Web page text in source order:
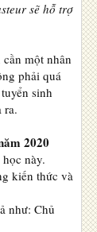
sẽ hỗ trợ
một nhân
phải quá
sinh
ra.
2020
này.
kiến thức và
như: Chủ